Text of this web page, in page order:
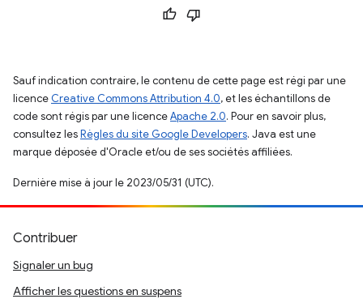
Sauf indication contraire, le contenu de cette page est régi par une
licence Creative Commons Attribution 4.0, et les échantillons de
code sont régis par une licenceApache 2.0. Pour en savoir plus,
consultez lesRègles du site Google Developers. Java est une
marque déposée d'Oracle et/ou de ses sociétés affiliées.
Dernière mise à jour le 2023/05/31 (UTC).
Contribuer
Signaler un bug
Afficher les questions en suspens